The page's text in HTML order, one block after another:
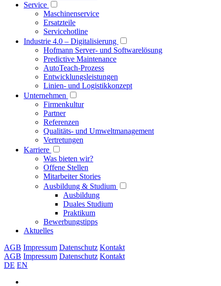
Service
Maschinenservice
Ersatzteile
Servicehotline
Industrie 4.0 – Digitalisierung
Hofmann Server- und Softwarelösung
Predictive Maintenance
AutoTeach-Prozess
Entwicklungsleistungen
Linien- und Logistikkonzept
Unternehmen
Firmenkultur
Partner
Referenzen
Qualitäts- und Umweltmanagement
Vertretungen
Karriere
Was bieten wir?
Offene Stellen
Mitarbeiter Stories
Ausbildung & Studium
Ausbildung
Duales Studium
Praktikum
Bewerbungstipps
Aktuelles
AGB Impressum Datenschutz Kontakt
AGB Impressum Datenschutz Kontakt
DE EN